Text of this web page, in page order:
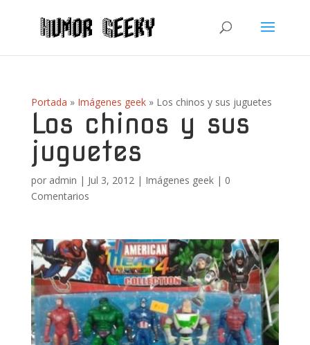
Portada » Imágenes geek» Los chinos y sus juguetes
Los chinos y sus
juguetes
por admin | Jul 3, 2012| Imágenes geek| 0
Comentarios